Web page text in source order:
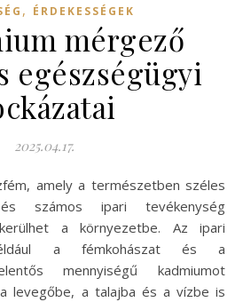
, ÉRDEKESSÉGEK
mérgező
egészségügyi
2025.04.17.
számos ipari tevékenység
a környezetbe. Az ipari
a fémkohászat és a
mennyiségű kadmiumot
levegőbe, a talajba és a vízbe is